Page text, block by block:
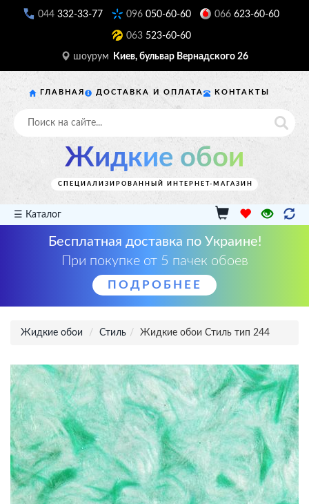
044 332-33-77 096 050-60-60 066 623-60-60
063 523-60-60
шоурум Киев, бульвар Вернадского 26
ГЛАВНАЯ ДОСТАВКА И ОПЛАТА КОНТАКТЫ
Жидкие обои
СПЕЦИАЛИЗИРОВАННЫЙ ИНТЕРНЕТ-МАГАЗИН
☰ Каталог
Бесплатная доставка по Украине!
При покупке от 5 пачек обоев
ПОДРОБНЕЕ
Жидкие обои Стиль Жидкие обои Стиль тип 244